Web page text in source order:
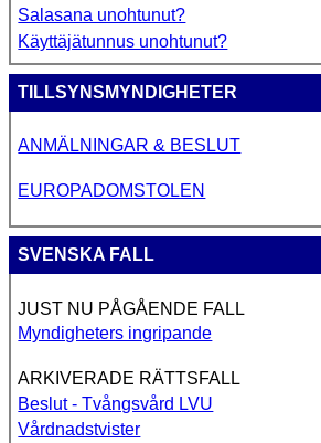
Salasana unohtunut?
Käyttäjätunnus unohtunut?
TILLSYNSMYNDIGHETER
ANMÄLNINGAR & BESLUT
EUROPADOMSTOLEN
SVENSKA FALL
JUST NU PÅGÅENDE FALL
Myndigheters ingripande
ARKIVERADE RÄTTSFALL
Beslut - Tvångsvård LVU
Vårdnadstvister